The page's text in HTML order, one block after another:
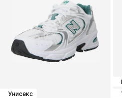
Унисекс